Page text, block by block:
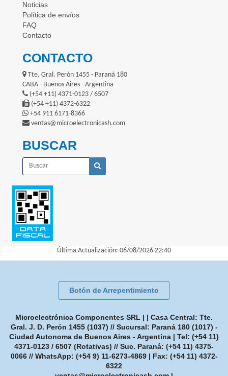
Noticias
Política de envíos
FAQ
Contacto
CONTACTO
Tte. Gral. Perón 1455 - Paraná 180
CABA - Buenos Aires - Argentina
(+54 +11) 4371-0123 / 6507
(+54 +11) 4372-6322
+54 911 6171-8366
ventas@microelectronicash.com
BUSCAR
Última Actualización: 06/08/2026 22:40
Botón de Arrepentimiento
Microelectrónica Componentes SRL | | Casa Central: Tte.
Gral. J. D. Perón 1455 (1037) // Sucursal: Paraná 180 (1017) -
Ciudad Autonoma de Buenos Aires - Argentina | Tel: (+54 11)
4371-0123 / 6507 (Rotativas) // Suc. Paraná: (+54 11) 4375-
0066 // WhatsApp: (+54 9) 11-6273-4869| Fax: (+54 11) 4372-
6322